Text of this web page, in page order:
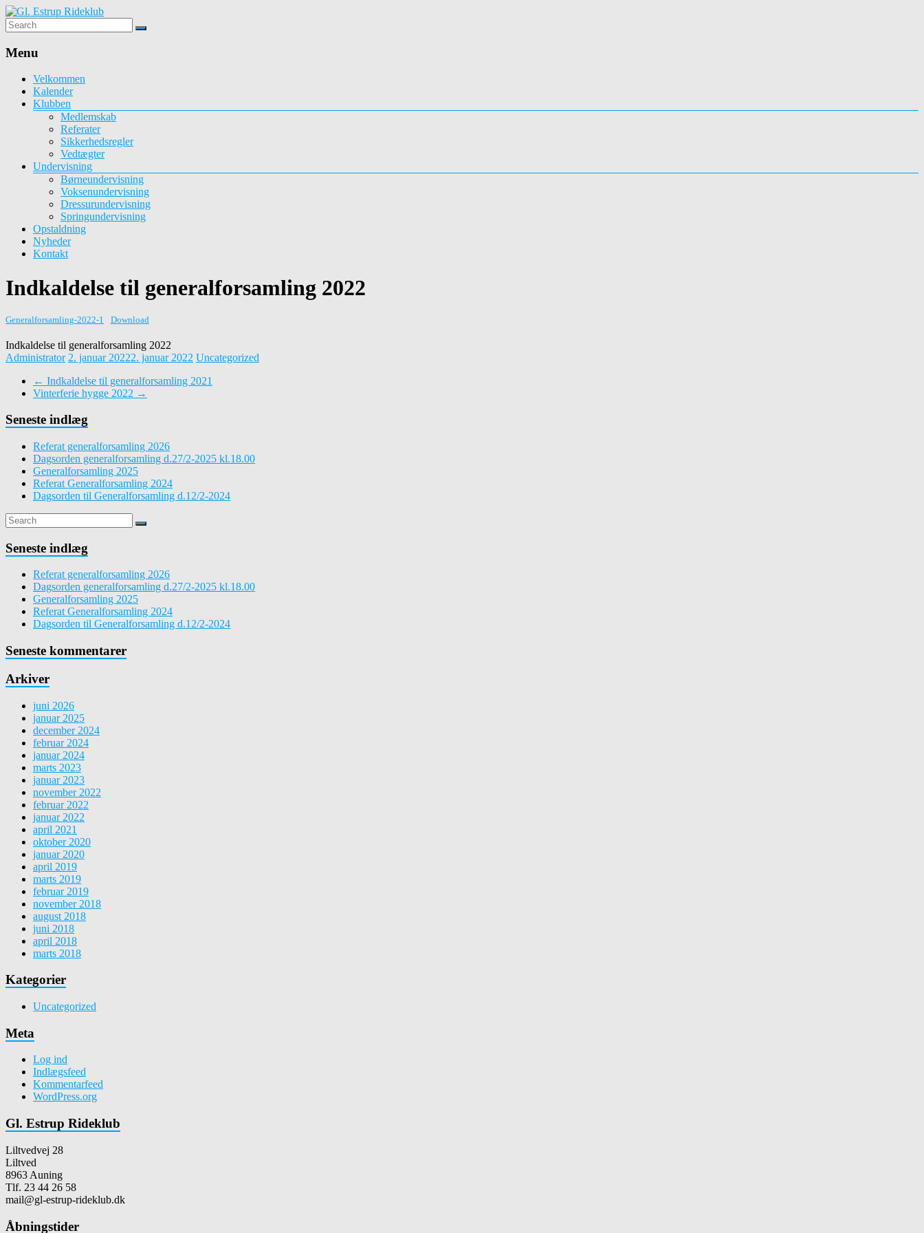
Gl.
Estrup
Rideklub
med
undervisning
opstaldning
Menu
Velkommen
Kalender
Klubben
Medlemskab
Referater
Sikkerhedsregler
Vedtægter
Undervisning
Børneundervisning
Voksenundervisning
Dressurundervisning
Springundervisning
Opstaldning
Nyheder
Kontakt
Indkaldelse til generalforsamling 2022
Generalforsamling-2022-1 Download
Indkaldelse til generalforsamling 2022
Administrator 2. januar 20222. januar 2022 Uncategorized
← Indkaldelse til generalforsamling 2021
Vinterferie hygge 2022 →
Seneste indlæg
Referat generalforsamling 2026
Dagsorden generalforsamling d.27/2-2025 kl.18.00
Generalforsamling 2025
Referat Generalforsamling 2024
Dagsorden til Generalforsamling d.12/2-2024
Seneste indlæg
Referat generalforsamling 2026
Dagsorden generalforsamling d.27/2-2025 kl.18.00
Generalforsamling 2025
Referat Generalforsamling 2024
Dagsorden til Generalforsamling d.12/2-2024
Seneste kommentarer
Arkiver
juni 2026
januar 2025
december 2024
februar 2024
januar 2024
marts 2023
januar 2023
november 2022
februar 2022
januar 2022
april 2021
oktober 2020
januar 2020
april 2019
marts 2019
februar 2019
november 2018
august 2018
juni 2018
april 2018
marts 2018
Kategorier
Uncategorized
Meta
Log ind
Indlægsfeed
Kommentarfeed
WordPress.org
Gl. Estrup Rideklub
Liltvedvej 28
Liltved
8963 Auning
Tlf. 23 44 26 58
mail@gl-estrup-rideklub.dk
Åbningstider